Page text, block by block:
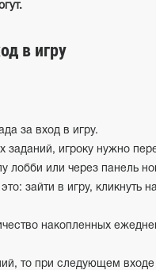
в игру
за вход в игру.
игроку нужно
лобби или через панель
зайти в игру, кликнуть
накопленных
то при следующем входе